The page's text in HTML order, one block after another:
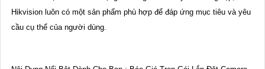
Hikvision luôn có một sản phẩm phù hợp để đáp ứng mục tiêu và yêu
cầu cụ thể của người dùng.